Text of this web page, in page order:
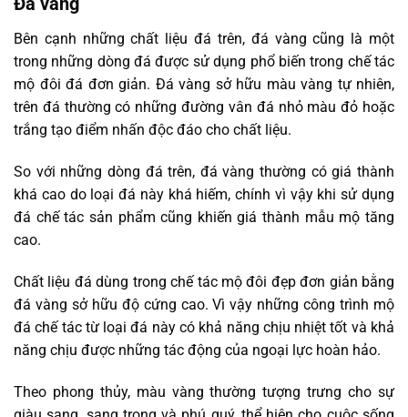
Bên cạnh những chất liệu đá trên, đá vàng cũng là một
trong những dòng đá được sử dụng phổ biến trong chế tác
mộ đôi đá đơn giản. Đá vàng sở hữu màu vàng tự nhiên,
trên đá thường có những đường vân đá nhỏ màu đỏ hoặc
trắng tạo điểm nhấn độc đáo cho chất liệu.
So với những dòng đá trên, đá vàng thường có giá thành
khá cao do loại đá này khá hiếm, chính vì vậy khi sử dụng
đá chế tác sản phẩm cũng khiến giá thành mẫu mộ tăng
cao.
Chất liệu đá dùng trong chế tác mộ đôi đẹp đơn giản bằng
đá vàng sở hữu độ cứng cao. Vì vậy những công trình mộ
đá chế tác từ loại đá này có khả năng chịu nhiệt tốt và khả
năng chịu được những tác động của ngoại lực hoàn hảo.
Theo phong thủy, màu vàng thường tượng trưng cho sự